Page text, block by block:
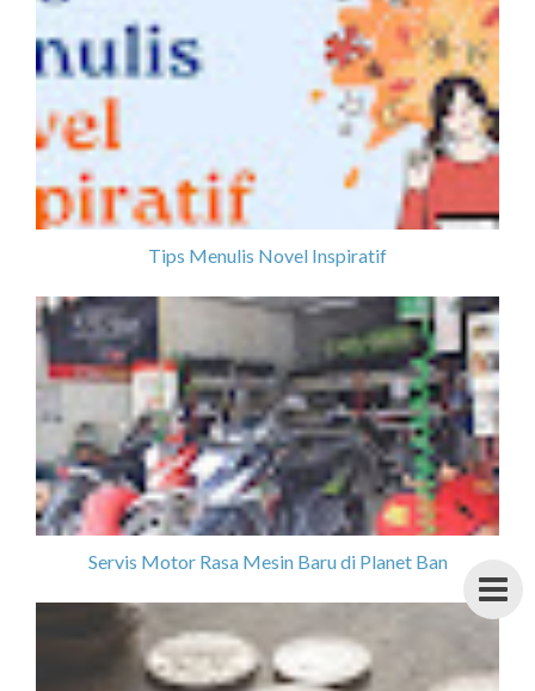
Tips Menulis Novel Inspiratif
Servis Motor Rasa Mesin Baru di Planet Ban